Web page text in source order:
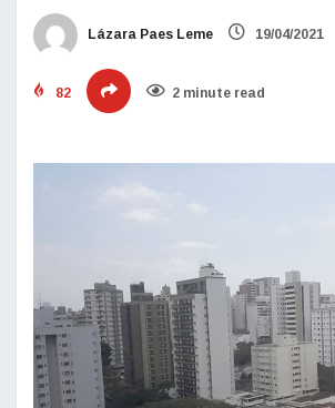
Lázara Paes Leme 19/04/2021
82 2 minute read